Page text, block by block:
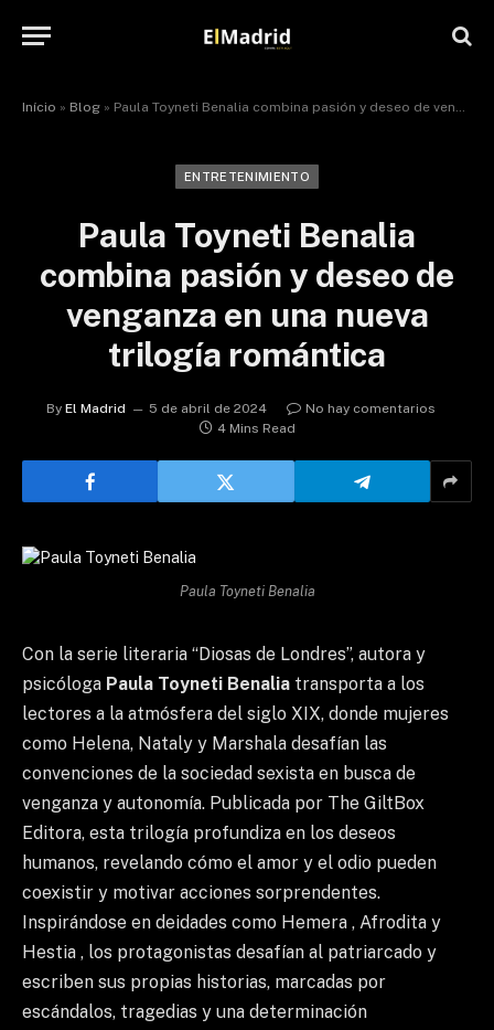
Início » Blog » Paula Toyneti Benalia combina pasión y deseo de venganza en una nueva trilogía romántica
ENTRETENIMIENTO
Paula Toyneti Benalia
combina pasión y deseo de
venganza en una nueva
trilogía romántica
By El Madrid 5 de abril de 2024
No hay comentarios
4 Mins Read
Paula Toyneti Benalia
Con la serie literaria “Diosas de Londres”, autora y
psicóloga Paula Toyneti Benalia transporta a los
lectores a la atmósfera del siglo XIX, donde mujeres
como Helena, Nataly y Marshala desafían las
convenciones de la sociedad sexista en busca de
venganza y autonomía. Publicada por The GiltBox
Editora, esta trilogía profundiza en los deseos
humanos, revelando cómo el amor y el odio pueden
coexistir y motivar acciones sorprendentes.
Inspirándose en deidades como Hemera , Afrodita y
Hestia , los protagonistas desafían al patriarcado y
escriben sus propias historias, marcadas por
escándalos, tragedias y una determinación